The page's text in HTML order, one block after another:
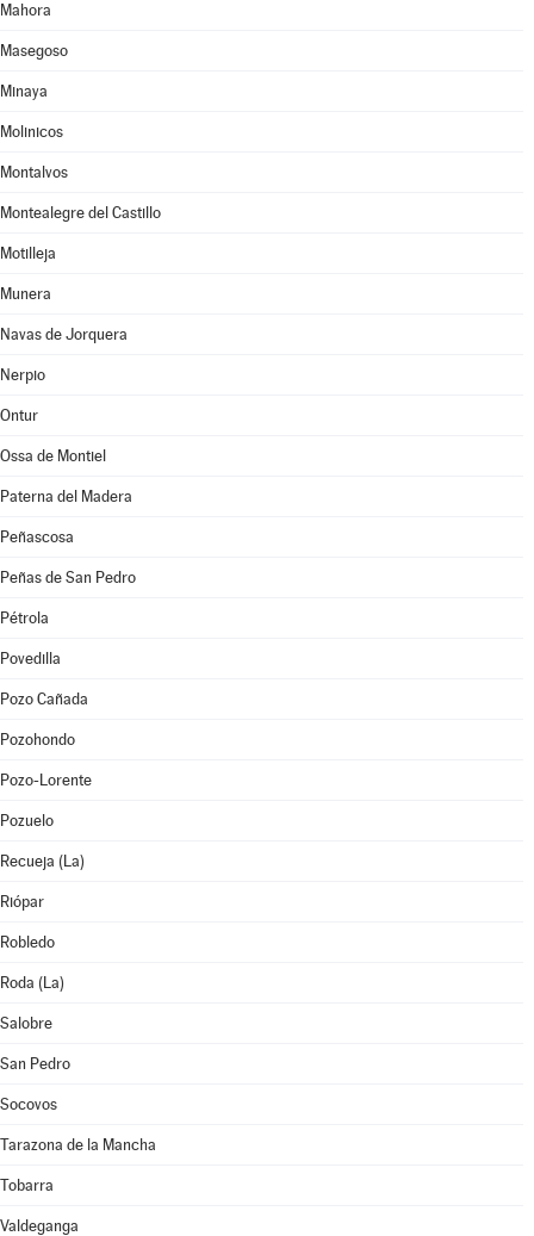
Mahora
Masegoso
Minaya
Molinicos
Montalvos
Montealegre del Castillo
Motilleja
Munera
Navas de Jorquera
Nerpio
Ontur
Ossa de Montiel
Paterna del Madera
Peñascosa
Peñas de San Pedro
Pétrola
Povedilla
Pozo Cañada
Pozohondo
Pozo-Lorente
Pozuelo
Recueja (La)
Riópar
Robledo
Roda (La)
Salobre
San Pedro
Socovos
Tarazona de la Mancha
Tobarra
Valdeganga